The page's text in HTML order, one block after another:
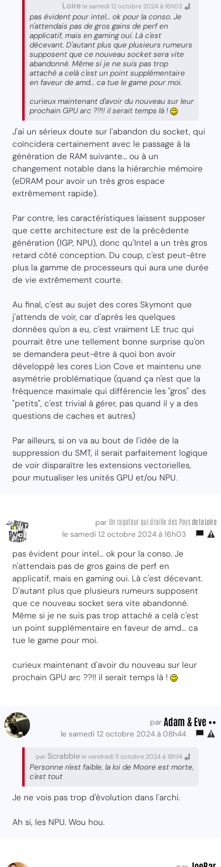
Loire le samedi 12 octobre 2024 à 16h03
pas évident pour intel... ok pour la conso. Je
n'attendais pas de gros gains de perf en
applicatif, mais en gaming oui. Là c'est
décevant. D'autant plus que plusieurs rumeurs
supposent que ce nouveau socket sera vite
abandonné. Même si je ne suis pas trop
attaché a celà c'est un point supplémentaire
en faveur de amd... ca tue le game pour moi.
curieux maintenant d'avoir du nouveau sur leur
prochain GPU arc ??!! il serait temps là !
J'ai un sérieux doute sur l'abandon du socket, qui
coïncidera certainement avec le passage à la
génération de RAM suivante... ou à un
changement notable dans la hiérarchie mémoire
(eDRAM pour avoir un très gros espace
extrêmement rapide).
Par contre, les caractéristiques laissent supposer
que cette architecture est de la précédente
génération (IGP, NPU), donc qu'Intel a un très gros
retard côté conception. Du coup, c'est peut-être
plus la gamme de processeurs qui aura une durée
de vie extrêmement courte.
Au final, c'est au sujet des cores Skymont que
j'attends de voir, car d'après les quelques
données qu'on a eu, c'est vraiment LE truc qui
pourrait être une tellement bonne surprise qu'on
se demandera peut-être à quoi bon avoir
développé les cores Lion Cove et maintenu une
asymétrie problématique (quand ça n'est que la
fréquence maximale qui différencie les "gros" des
"petits", c'est trivial à gérer, pas quand il y a des
questions de caches et autres)
Par ailleurs, si on va au bout de l'idée de la
suppression du SMT, il serait parfaitement logique
de voir disparaître les extensions vectorielles,
pour mutualiser les unités GPU et/ou NPU.
par Un ragoteur qui draille des Pays de la Loire
le samedi 12 octobre 2024 à 16h03
pas évident pour intel... ok pour la conso. Je
n'attendais pas de gros gains de perf en
applicatif, mais en gaming oui. Là c'est décevant.
D'autant plus que plusieurs rumeurs supposent
que ce nouveau socket sera vite abandonné.
Même si je ne suis pas trop attaché a celà c'est
un point supplémentaire en faveur de amd... ca
tue le game pour moi.
curieux maintenant d'avoir du nouveau sur leur
prochain GPU arc ??!! il serait temps là !
par Adam & Eve ••
le samedi 12 octobre 2024 à 08h44
par Scrabble le vendredi 11 octobre 2024 à 18h14
Personne n'est faible, la loi de Moore est morte,
c'est tout
Je ne vois pas trop d'évolution dans l'archi.
Ah si, les NPU. Wou hou.